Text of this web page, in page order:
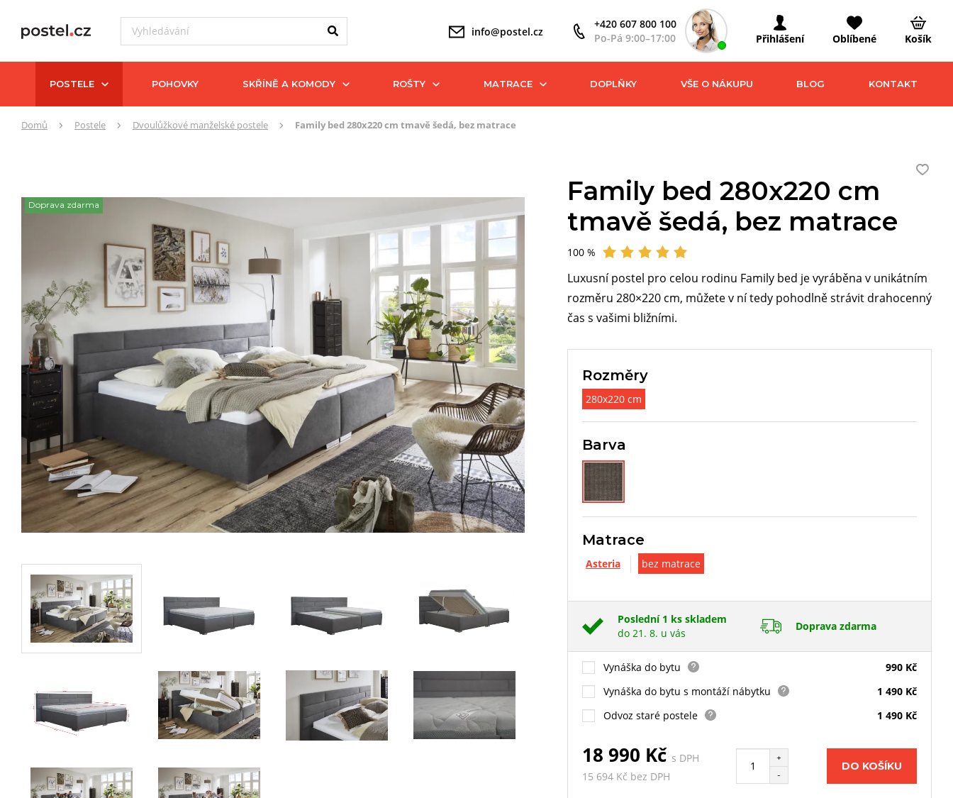
info@postel.cz
+420 607 800 100
Po-Pá 9:00–17:00
Přihlášení Oblíbené Košík
POSTELE POHOVKY SKŘÍNĚ A KOMODY ROŠTY MATRACE DOPLŇKY VŠE O NÁKUPU BLOG KONTAKT
ZdeDomů Postele Dvoulůžkové manželské postele Family bed 280x220 cm tmavě šedá, bez matrace
Family bed 280x220 cm
tmavě šedá, bez matrace
Hodnocení
100 %
Luxusní postel pro celou rodinu Family bed je vyráběna v unikátním
rozměru 280×220 cm, můžete v ní tedy pohodlně strávit drahocenný
čas s vašimi bližními.
Doprava zdarma
Rozměry
280x220 cm
Barva
Matrace
Asteria bez matrace
Poslední 1 ks skladem
do 21. 8. u vás
Doprava zdarma
Vynáška do bytu
990 Kč
Vynáška do bytu s montáží nábytku
1 490 Kč
Odvoz staré postele
1 490 Kč
18 990 Kč s DPH
15 694 Kč bez DPH
+
-
DO KOŠÍKU